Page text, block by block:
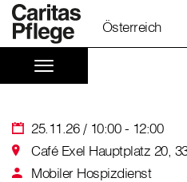
Österreich
25.11.26 / 10:00 - 12:00
Café Exel Hauptplatz 20,
Mobiler Hospizdienst